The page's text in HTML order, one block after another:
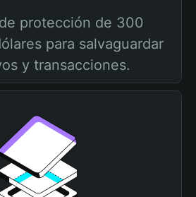
protección de 300
para salvaguardar
y transacciones.